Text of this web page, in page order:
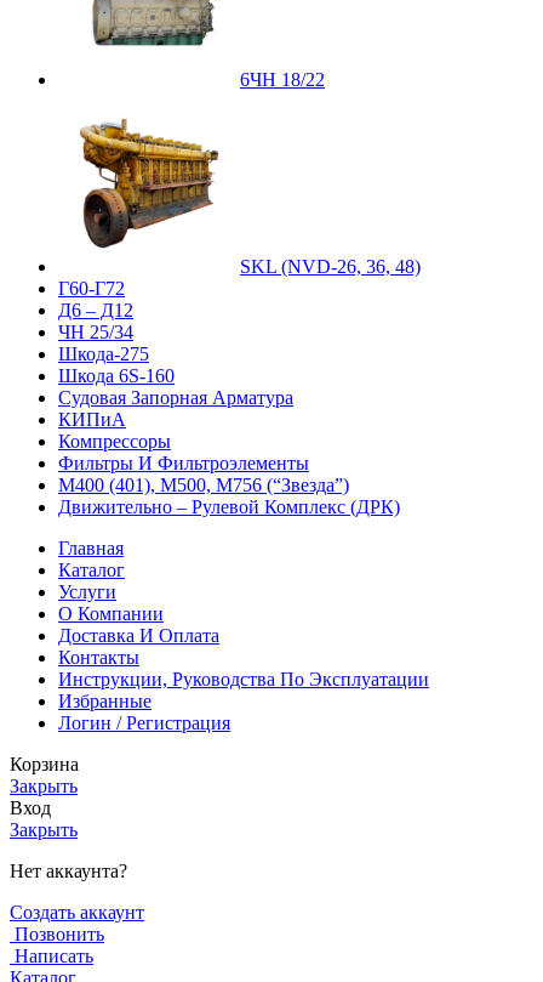
6ЧН 18/22
SKL (NVD-26, 36, 48)
Г60-Г72
Д6 – Д12
ЧН 25/34
Шкода-275
Шкода 6S-160
Судовая Запорная Арматура
КИПиА
Компрессоры
Фильтры И Фильтроэлементы
М400 (401), М500, М756 (“Звезда”)
Движительно – Рулевой Комплекс (ДРК)
Главная
Каталог
Услуги
О Компании
Доставка И Оплата
Контакты
Инструкции, Руководства По Эксплуатации
Избранные
Логин / Регистрация
Корзина
Закрыть
Вход
Закрыть
Нет аккаунта?
Создать аккаунт
Позвонить
Написать
Каталог